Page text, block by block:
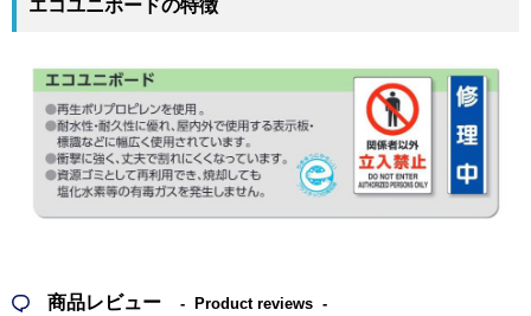
エコユニボードの特徴
商品レビュー Product reviews